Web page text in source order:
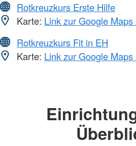
Rotkreuzkurs Erste Hilfe
Karte: Link zur Google
Rotkreuzkurs Fit in EH
Karte: Link zur Google